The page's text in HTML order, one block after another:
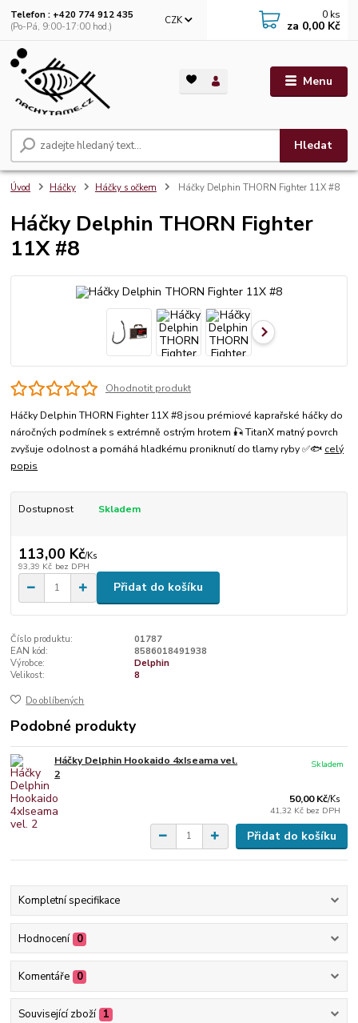
Menu
CZK
Hledat
Telefon : +420 774 912 435
(Po-Pá, 9:00-17:00 hod.)
0 ks
za 0,00 Kč
Úvod Háčky Háčky s očkem Háčky Delphin THORN Fighter 11X #8
Háčky Delphin THORN Fighter
11X #8
Ohodnotit produkt
Háčky Delphin THORN Fighter 11X #8 jsou prémiové kaprařské háčky do
náročných podmínek s extrémně ostrým hrotem 🎣 TitanX matný povrch
zvyšuje odolnost a pomáhá hladkému proniknutí do tlamy ryby ✅🐟 celý
popis
Dostupnost Skladem
113,00 Kč/Ks
93,39 Kč bez DPH
Přidat do košíku
Číslo produktu:
01787
EAN kód:
8586018491938
Výrobce:
Delphin
Velikost:
8
Do oblíbených
Podobné produkty
Háčky Delphin Hookaido 4xIseama vel.
2
50,00 Kč/Ks
41,32 Kč bez DPH
Skladem
Přidat do košíku
Kompletní specifikace
Hodnocení 0
Komentáře 0
Související zboží 1